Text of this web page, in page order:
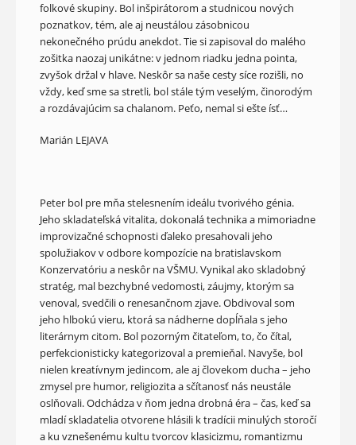
folkové skupiny. Bol inšpirátorom a studnicou nových
poznatkov, tém, ale aj neustálou zásobnicou
nekonečného prúdu anekdot. Tie si zapisoval do malého
zošitka naozaj unikátne: v jednom riadku jedna pointa,
zvyšok držal v hlave. Neskôr sa naše cesty síce rozišli, no
vždy, keď sme sa stretli, bol stále tým veselým, činorodým
a rozdávajúcim sa chalanom. Peťo, nemal si ešte ísť…
Marián LEJAVA
Peter bol pre mňa stelesnením ideálu tvorivého génia.
Jeho skladateľská vitalita, dokonalá technika a mimoriadne
improvizačné schopnosti ďaleko presahovali jeho
spolužiakov v odbore kompozície na bratislavskom
Konzervatóriu a neskôr na VŠMU. Vynikal ako skladobný
stratég, mal bezchybné vedomosti, záujmy, ktorým sa
venoval, svedčili o renesančnom zjave. Obdivoval som
jeho hlbokú vieru, ktorá sa nádherne dopĺňala s jeho
literárnym citom. Bol pozorným čitateľom, to, čo čítal,
perfekcionisticky kategorizoval a premieňal. Navyše, bol
nielen kreatívnym jedincom, ale aj človekom ducha – jeho
zmysel pre humor, religiozita a sčítanosť nás neustále
oslňovali. Odchádza v ňom jedna drobná éra – čas, keď sa
mladí skladatelia otvorene hlásili k tradícii minulých storočí
a ku vznešenému kultu tvorcov klasicizmu, romantizmu